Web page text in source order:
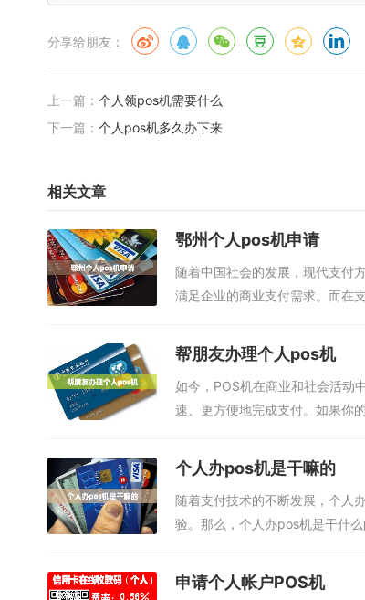
分享给朋友：
上一篇： 个人领pos机需要什么
下一篇： 个人pos机多久办下来
相关文章
鄂州个人pos机申请
随着中国社会的发展，现代支付
满足企业的商业支付需求。而在
帮朋友办理个人pos机
如今，POS机在商业和社会活动
速、更方便地完成支付。如果你
个人办pos机是干嘛的
随着支付技术的不断发展，个人
验。那么，个人办pos机是干什
申请个人帐户POS机